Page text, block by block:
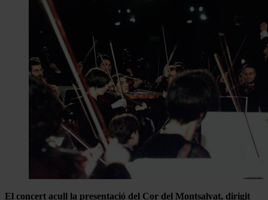
El concert acull la presentació del Cor del Montsalvat, dirigit